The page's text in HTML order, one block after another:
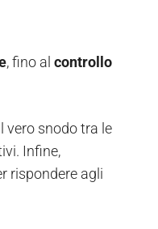
, fino al controllo
vero snodo tra le
Infine,
rispondere agli